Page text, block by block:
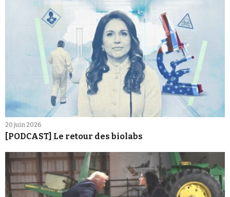
20 juin 2026
[PODCAST] Le retour des biolabs